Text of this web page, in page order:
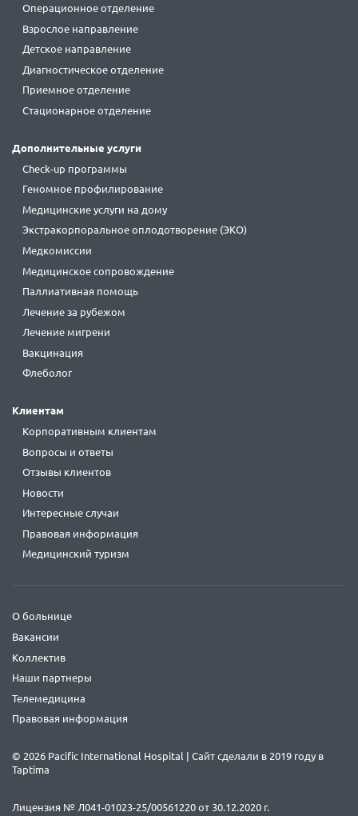
Операционное отделение
Взрослое направление
Детское направление
Диагностическое отделение
Приемное отделение
Стационарное отделение
Дополнительные услуги
Check-up программы
Геномное профилирование
Медицинские услуги на дому
Экстракорпоральное оплодотворение (ЭКО)
Медкомиссии
Медицинское сопровождение
Паллиативная помощь
Лечение за рубежом
Лечение мигрени
Вакцинация
Флеболог
Клиентам
Корпоративным клиентам
Вопросы и ответы
Отзывы клиентов
Новости
Интересные случаи
Правовая информация
Медицинский туризм
О больнице
Вакансии
Коллектив
Наши партнеры
Телемедицина
Правовая информация
© 2026 Pacific International Hospital | Сайт сделали в 2019 году в
Taptima
Лицензия № Л041-01023-25/00561220 от 30.12.2020 г.